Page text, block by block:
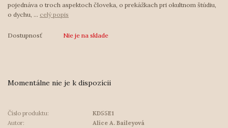
pojednáva o troch aspektoch človeka, o prekážkach pri okultnom štúdiu,
o dychu, ... celý popis
Dostupnosť Nie je na sklade
Momentálne nie je k dispozícii
Číslo produktu:
KD55E1
Autor:
Alice A. Baileyová